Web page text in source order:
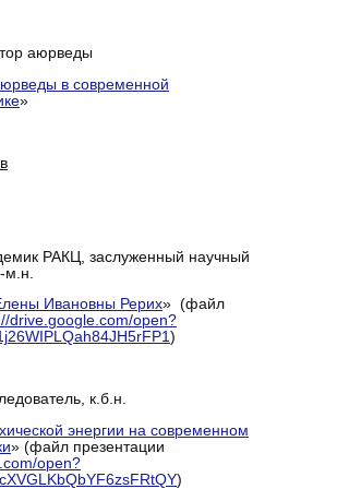
аюрведы
в современной
»
РАКЦ, заслуженный научный
Ивановны Рерих» (файл
drive.google.com/open?
)
к.б.н.
энергии на современном
» (файл презентации
open?
)